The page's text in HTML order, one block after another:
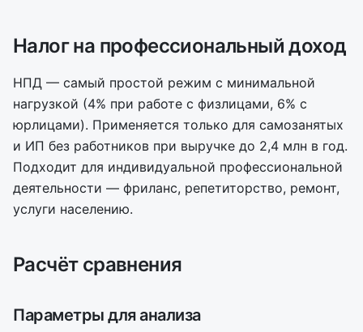
Налог на профессиональный доход
НПД — самый простой режим с минимальной
нагрузкой (4% при работе с физлицами, 6% с
юрлицами). Применяется только для самозанятых
и ИП без работников при выручке до 2,4 млн в год.
Подходит для индивидуальной профессиональной
деятельности — фриланс, репетиторство, ремонт,
услуги населению.
Расчёт сравнения
Параметры для анализа